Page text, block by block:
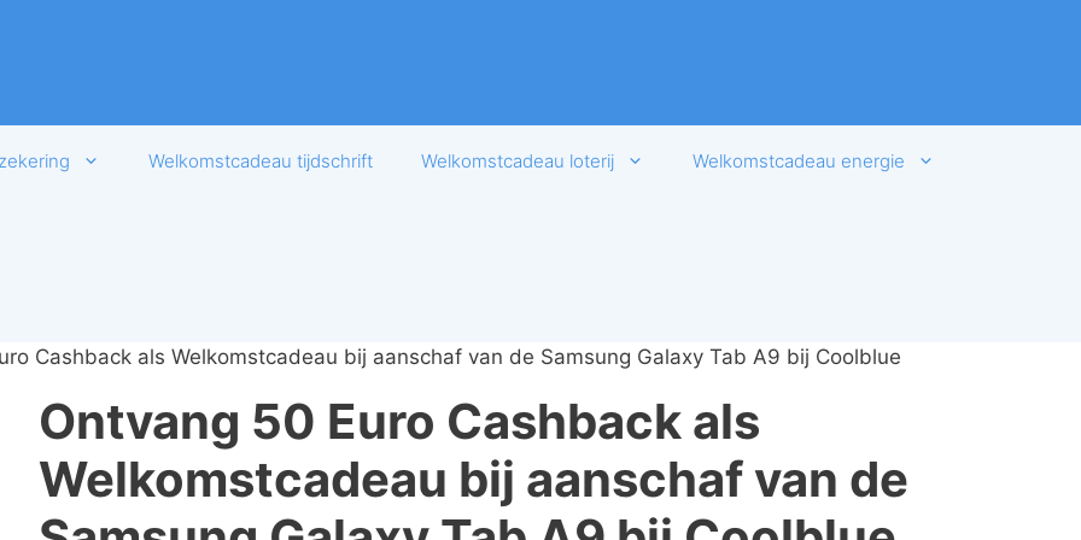
Welkomstcadeau tijdschrift Welkomstcadeau loterij Welkomstcadeau energie
Cashback als Welkomstcadeau bij aanschaf van de Samsung Galaxy Tab A9 bij Coolblue
Ontvang 50 Euro Cashback als
Welkomstcadeau bij aanschaf van de